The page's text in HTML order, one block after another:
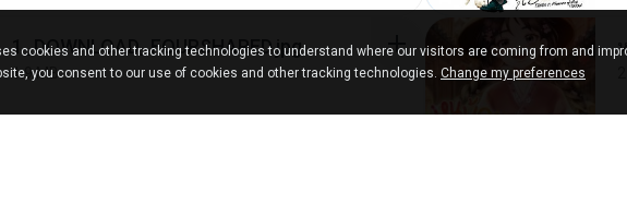
1_DOWNLOAD_FOURSHARED.jpg
1.9 MB
cookies and other tracking technologies to understand where our visitors are coming from and
you consent to our use of cookies and other tracking technologies. Change my preferences